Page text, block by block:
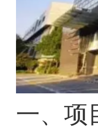
一、项